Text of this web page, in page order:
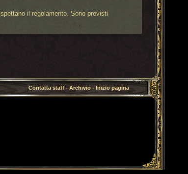
il regolamento. Sono previsti
Contatta staff- Archivio- Inizio pagina